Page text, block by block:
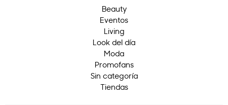
Beauty
Eventos
Living
Look del día
Moda
Promofans
Sin categoría
Tiendas